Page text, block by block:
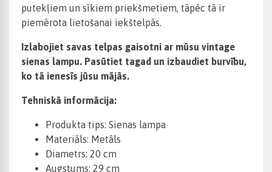
putekļiem un sīkiem priekšmetiem, tāpēc tā ir
piemērota lietošanai iekštelpās.
Izlabojiet savas telpas gaisotni ar mūsu vintage
sienas lampu. Pasūtiet tagad un izbaudiet burvību,
ko tā ienesīs jūsu mājās.
Tehniskā informācija:
Produkta tips: Sienas lampa
Materiāls: Metāls
Diametrs: 20 cm
Augstums: 29 cm